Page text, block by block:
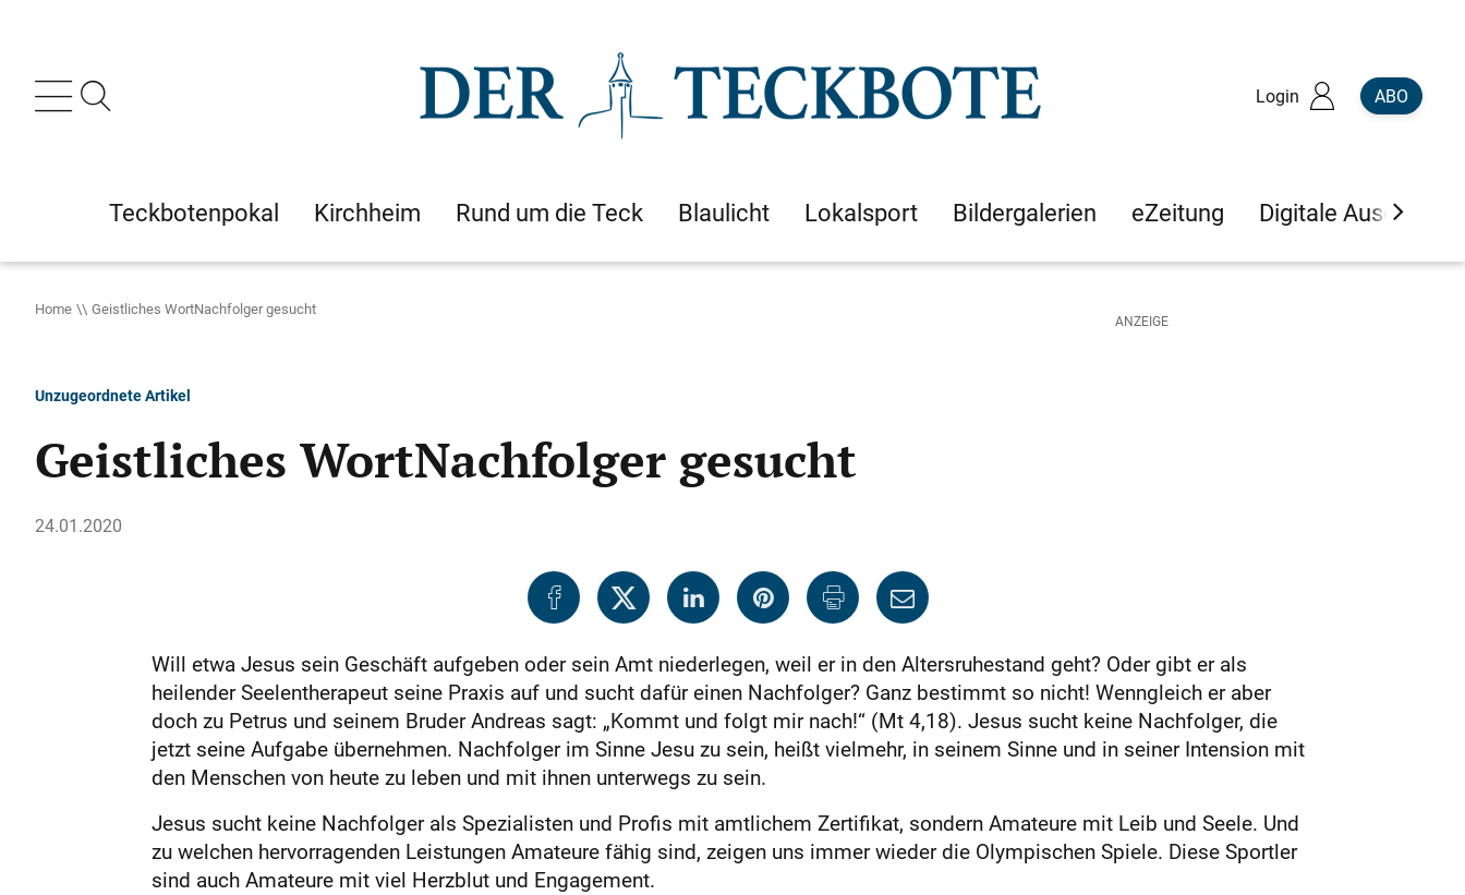
Login ABO
Teckbotenpokal Kirchheim Rund um die Teck Blaulicht Lokalsport Bildergalerien eZeitung Digitale Ausgaben
Home Geistliches WortNachfolger gesucht
Unzugeordnete Artikel
Geistliches WortNachfolger gesucht
24.01.2020
Will etwa Jesus sein Geschäft aufgeben oder sein Amt niederlegen, weil er in den Altersruhestand geht? Oder gibt er als
heilender Seelentherapeut seine Praxis auf und sucht dafür einen Nachfolger? Ganz bestimmt so nicht! Wenngleich er aber
doch zu Petrus und seinem Bruder Andreas sagt: „Kommt und folgt mir nach!“ (Mt 4,18). Jesus sucht keine Nachfolger, die
jetzt seine Aufgabe übernehmen. Nachfolger im Sinne Jesu zu sein, heißt vielmehr, in seinem Sinne und in seiner Intension mit
den Menschen von heute zu leben und mit ihnen unterwegs zu sein.
Jesus sucht keine Nachfolger als Spezialisten und Profis mit amtlichem Zertifikat, sondern Amateure mit Leib und Seele. Und
zu welchen hervorragenden Leistungen Amateure fähig sind, zeigen uns immer wieder die Olympischen Spiele. Diese Sportler
sind auch Amateure mit viel Herzblut und Engagement.